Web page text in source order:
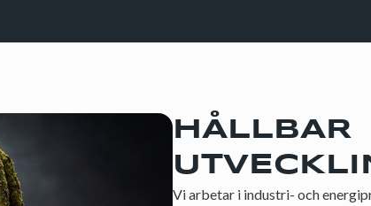
HÅLLBAR
Vi arbetar i industri- och